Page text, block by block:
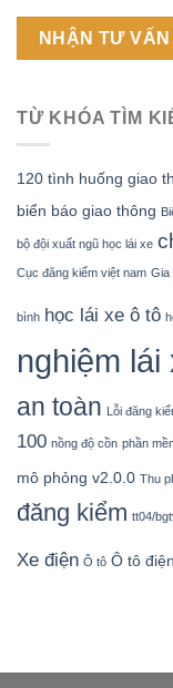
TỪ KHÓA TÌM
120 tình huống giao
biển báo giao thông
bộ đội xuất ngũ học lái xe
Cục đăng kiểm việt nam Gia
bình học lái xe ô tô
nghiệm lái
an toàn
Lỗi đăng
100 nồng độ cồn phần
mô phỏng v2.0.0 Thu
đăng kiểm tt04/
Xe điện Ô tô Ô tô điện